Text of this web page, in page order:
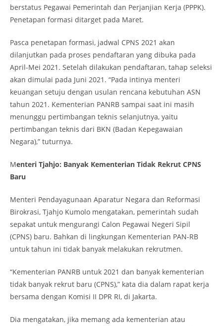
berstatus Pegawai Pemerintah dan Perjanjian Kerja (PPPK).
Penetapan formasi ditarget pada Maret.
Pasca penetapan formasi, jadwal CPNS 2021 akan
dilanjutkan pada proses pendaftaran yang dibuka pada
April-Mei 2021. Setelah dilakukan pendaftaran, tahap seleksi
akan dimulai pada Juni 2021. “Pada intinya menteri
keuangan setuju dengan usulan rencana kebutuhan ASN
tahun 2021. Kementerian PANRB sampai saat ini masih
menunggu pertimbangan teknis selanjutnya, yaitu
pertimbangan teknis dari BKN (Badan Kepegawaian
Negara),” tuturnya.
Menteri Tjahjo: Banyak Kementerian Tidak Rekrut CPNS
Baru
Menteri Pendayagunaan Aparatur Negara dan Reformasi
Birokrasi, Tjahjo Kumolo mengatakan, pemerintah sudah
sepakat untuk mengurangi Calon Pegawai Negeri Sipil
(CPNS) baru. Bahkan di lingkungan Kementerian PAN-RB
untuk tahun ini tidak banyak melakukan rekrutmen.
“Kementerian PANRB untuk 2021 dan banyak kementerian
tidak banyak rekrut baru (CPNS),” kata dia dalam rapat kerja
bersama dengan Komisi II DPR RI, di Jakarta.
Dia mengatakan, jika memang ada kementerian atau